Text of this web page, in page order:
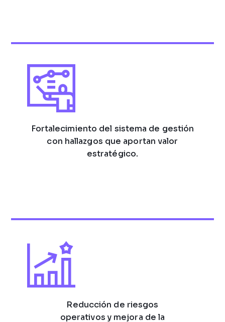
Fortalecimiento del sistema de gestión
con hallazgos que aportan valor
estratégico.
Reducción de riesgos
operativos y mejora de la